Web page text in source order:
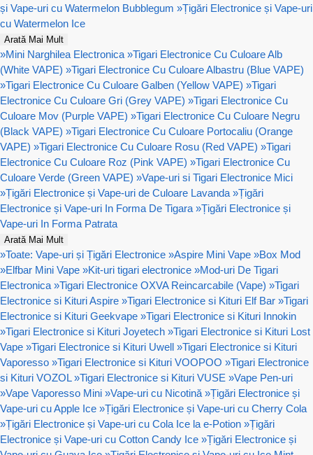
și Vape-uri cu Watermelon Bubblegum »Țigări Electronice și Vape-uri
cu Watermelon Ice
Arată Mai Mult
»Mini Narghilea Electronica »Tigari Electronice Cu Culoare Alb
(White VAPE) »Tigari Electronice Cu Culoare Albastru (Blue VAPE)
»Tigari Electronice Cu Culoare Galben (Yellow VAPE) »Tigari
Electronice Cu Culoare Gri (Grey VAPE) »Tigari Electronice Cu
Culoare Mov (Purple VAPE) »Tigari Electronice Cu Culoare Negru
(Black VAPE) »Tigari Electronice Cu Culoare Portocaliu (Orange
VAPE) »Tigari Electronice Cu Culoare Rosu (Red VAPE) »Tigari
Electronice Cu Culoare Roz (Pink VAPE) »Tigari Electronice Cu
Culoare Verde (Green VAPE) »Vape-uri si Tigari Electronice Mici
»Țigări Electronice și Vape-uri de Culoare Lavanda »Țigări
Electronice și Vape-uri In Forma De Tigara »Țigări Electronice și
Vape-uri In Forma Patrata
Arată Mai Mult
»Toate: Vape-uri și Țigări Electronice »Aspire Mini Vape »Box Mod
»Elfbar Mini Vape »Kit-uri tigari electronice »Mod-uri De Tigari
Electronica »Tigari Electronice OXVA Reincarcabile (Vape) »Tigari
Electronice si Kituri Aspire »Tigari Electronice si Kituri Elf Bar »Tigari
Electronice si Kituri Geekvape »Tigari Electronice si Kituri Innokin
»Tigari Electronice si Kituri Joyetech »Tigari Electronice si Kituri Lost
Vape »Tigari Electronice si Kituri Uwell »Tigari Electronice si Kituri
Vaporesso »Tigari Electronice si Kituri VOOPOO »Tigari Electronice
si Kituri VOZOL »Tigari Electronice si Kituri VUSE »Vape Pen-uri
»Vape Vaporesso Mini »Vape-uri cu Nicotină »Țigări Electronice și
Vape-uri cu Apple Ice »Țigări Electronice și Vape-uri cu Cherry Cola
»Țigări Electronice și Vape-uri cu Cola Ice la e-Potion »Țigări
Electronice și Vape-uri cu Cotton Candy Ice »Țigări Electronice și